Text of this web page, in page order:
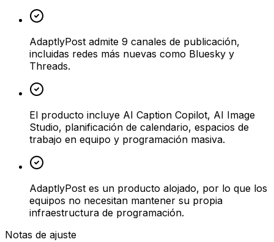
AdaptlyPost admite 9 canales de publicación,
incluidas redes más nuevas como Bluesky y
Threads.
El producto incluye AI Caption Copilot, AI Image
Studio, planificación de calendario, espacios de
trabajo en equipo y programación masiva.
AdaptlyPost es un producto alojado, por lo que los
equipos no necesitan mantener su propia
infraestructura de programación.
Notas de ajuste